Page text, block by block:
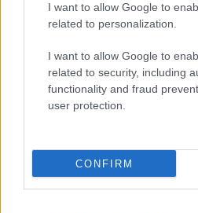
I want to allow Google to
related to personalization.
I want to allow Google to
related to security, including
functionality and fraud
user protection.
CONFIRM
Blaha Lujza
udvarig is elterjedt a hír.
tudatos kíváncsisággal -
tartózkodott ott - felkereste
Jeneiné, Blaháné
lelkesen megmutogatott a
a nagyságájának, hogy itt járt
Soha művész vagy művelt
minden szavában, minden
magyarság nyilatkozik meg,